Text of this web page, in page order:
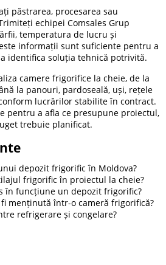
păstrarea, procesarea sau
echipei Comsales Grup
temperatura de lucru și
informații sunt suficiente pentru a
identifica soluția tehnică potrivită.
camere frigorifice la cheie, de la
la panouri, pardoseală, uși, rețele
lucrărilor stabilite în contract.
pentru a afla ce presupune proiectul,
trebuie planificat.
depozit frigorific în Moldova?
frigorific în proiectul la cheie?
în funcțiune un depozit frigorific?
menținută într-o cameră frigorifică?
refrigerare și congelare?